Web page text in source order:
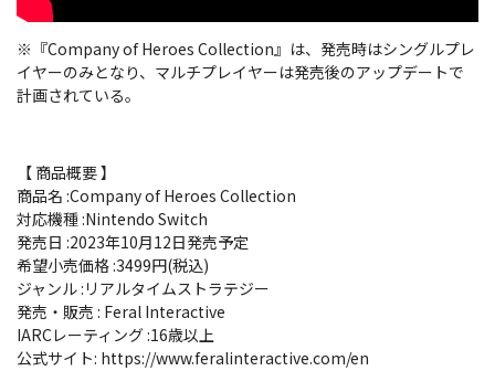
※『Company of Heroes Collection』は、発売時はシングルプレ
イヤーのみとなり、マルチプレイヤーは発売後のアップデートで
計画されている。
【 商品概要 】
商品名 :Company of Heroes Collection
対応機種 :Nintendo Switch
発売日 :2023年10月12日発売予定
希望小売価格 :3499円(税込)
ジャンル :リアルタイムストラテジー
発売・販売 : Feral Interactive
IARCレーティング :16歳以上
公式サイト: https://www.feralinteractive.com/en